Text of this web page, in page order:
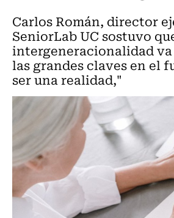
Carlos Román, director
SeniorLab UC sostuvo
intergeneracionalidad va
las grandes claves en el
ser una realidad,"